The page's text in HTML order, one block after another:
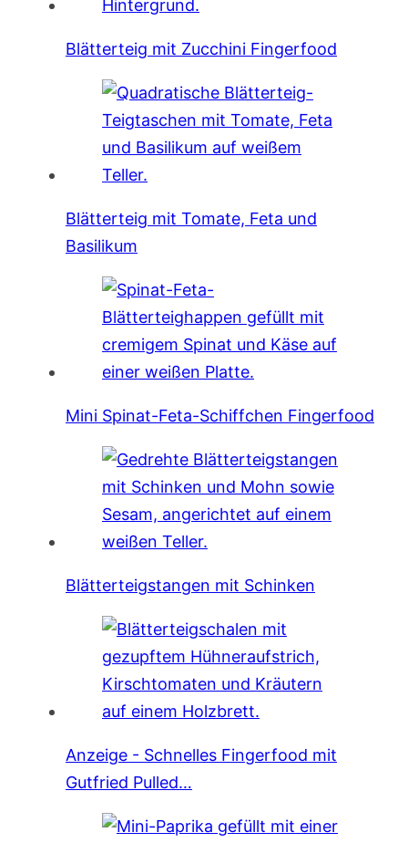
Blätterteig mit Zucchini Fingerfood
Blätterteig mit Tomate, Feta und
Basilikum
Mini Spinat-Feta-Schiffchen Fingerfood
Blätterteigstangen mit Schinken
Anzeige - Schnelles Fingerfood mit
Gutfried Pulled…